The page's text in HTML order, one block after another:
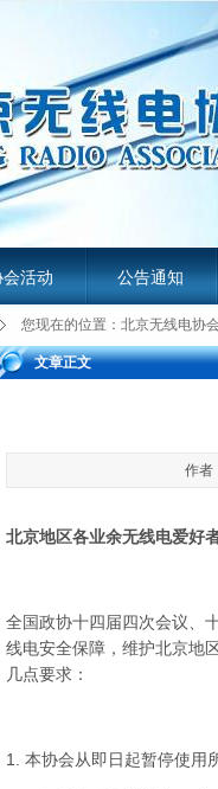
会活动 公告通知
务平台
您现在的位置： 北京无线电协
文章正文
作
北京地区各业余无线电爱好
全国政协十四届四次会议、
线电安全保障，维护北京地
几点要求：
1. 本协会从即日起暂停使用